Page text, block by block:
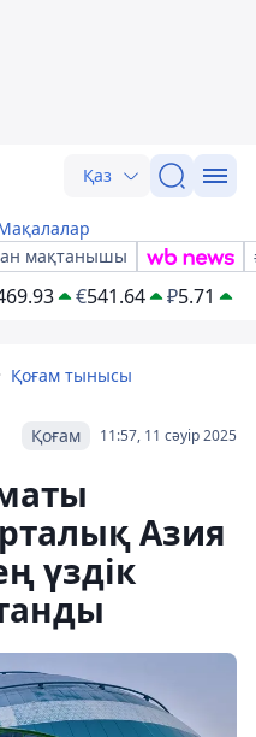
Қаз
мақтанышы
€541.64 ₽5.71
Қоғам тынысы
11:57, 11 сәуір 2025
Қоғам
Азия
үздік